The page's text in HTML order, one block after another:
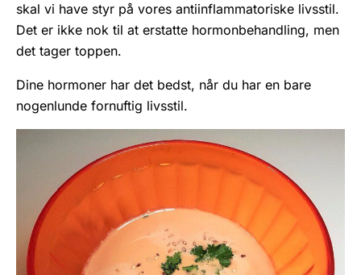
skal vi have styr på vores antiinflammatoriske livsstil.
Det er ikke nok til at erstatte hormonbehandling, men
det tager toppen.
Dine hormoner har det bedst, når du har en bare
nogenlunde fornuftig livsstil.